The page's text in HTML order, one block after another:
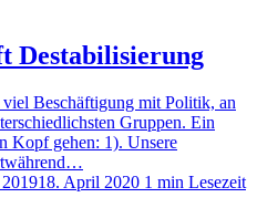
Destabilisierung
Beschäftigung mit Politik, an
Gruppen. Ein
Kopf gehen: 1). Unsere
18. April 2020 1 min Lesezeit